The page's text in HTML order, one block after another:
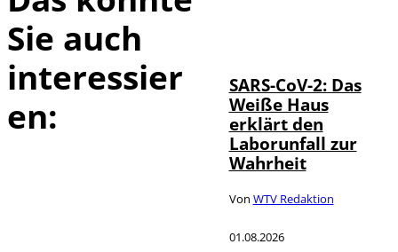
Sie auch
interessier
en:
SARS-CoV-2: Das
Weiße Haus
erklärt den
Laborunfall zur
Wahrheit
Von WTV Redaktion
01.08.2026